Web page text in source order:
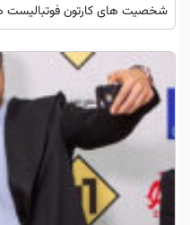
شخصیت های کارتون فوتبالیست